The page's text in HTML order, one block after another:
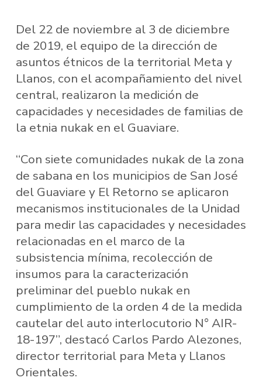
Del 22 de noviembre al 3 de diciembre
de 2019, el equipo de la dirección de
asuntos étnicos de la territorial Meta y
Llanos, con el acompañamiento del nivel
central, realizaron la medición de
capacidades y necesidades de familias de
la etnia nukak en el Guaviare.
“Con siete comunidades nukak de la zona
de sabana en los municipios de San José
del Guaviare y El Retorno se aplicaron
mecanismos institucionales de la Unidad
para medir las capacidades y necesidades
relacionadas en el marco de la
subsistencia mínima, recolección de
insumos para la caracterización
preliminar del pueblo nukak en
cumplimiento de la orden 4 de la medida
cautelar del auto interlocutorio N° AIR-
18-197”, destacó Carlos Pardo Alezones,
director territorial para Meta y Llanos
Orientales.